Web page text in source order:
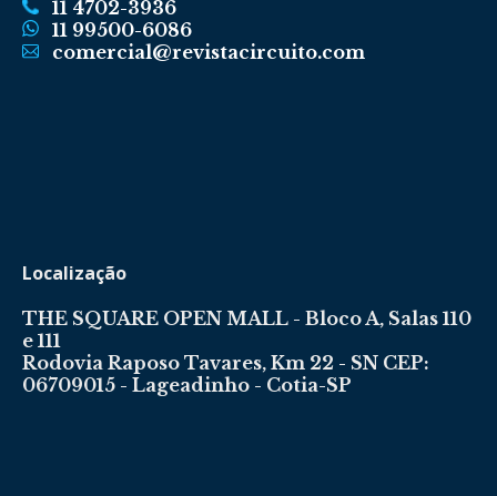
11 4702-3936
11 99500-6086
comercial@revistacircuito.com
Localização
THE SQUARE OPEN MALL - Bloco A, Salas 110
e 111
Rodovia Raposo Tavares, Km 22 - SN CEP:
06709015 - Lageadinho - Cotia-SP